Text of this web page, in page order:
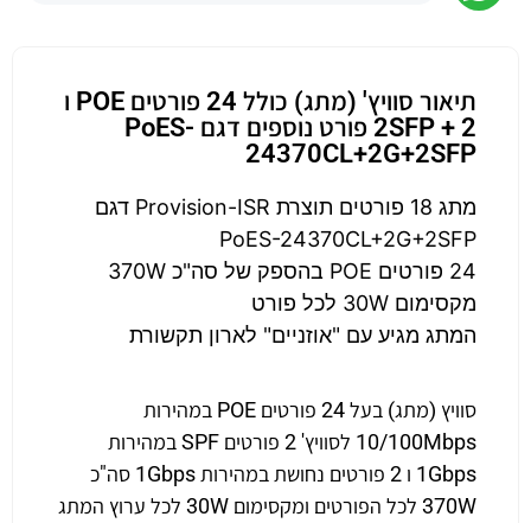
תיאור סוויץ' (מתג) כולל 24 פורטים POE ו
2 + 2SFP פורט נוספים דגם PoES-
24370CL+2G+2SFP
מתג 18 פורטים תוצרת Provision-ISR דגם
PoES-24370CL+2G+2SFP
24 פורטים POE בהספק של סה"כ 370W
מקסימום 30W לכל פורט
המתג מגיע עם "אוזניים" לארון תקשורת
סוויץ (מתג) בעל 24 פורטים POE במהירות
10/100Mbps לסוויץ' 2 פורטים SPF במהירות
1Gbps ו 2 פורטים נחושת במהירות 1Gbps סה"כ
370W לכל הפורטים ומקסימום 30W לכל ערוץ המתג